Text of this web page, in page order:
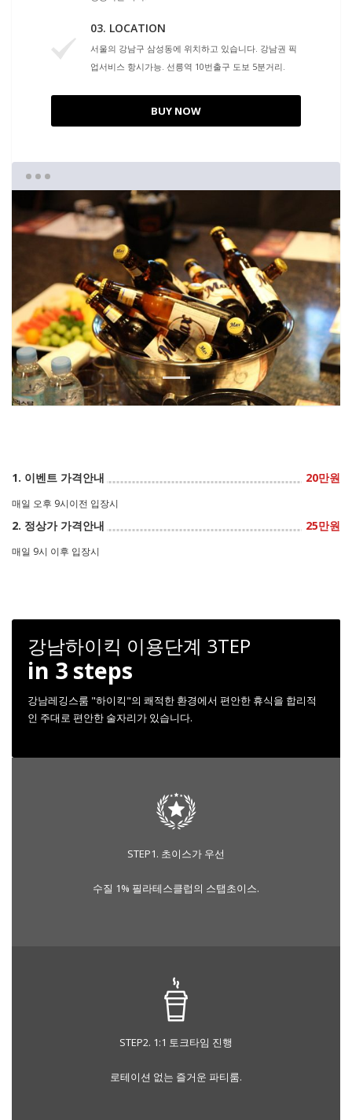
03. LOCATION
서울의 강남구 삼성동에 위치하고 있습니다. 강남권 픽
업서비스 항시가능. 선릉역 10번출구 도보 5분거리.
BUY NOW
1 2 3
1. 이벤트 가격안내 20만원
매일 오후 9시이전 입장시
2. 정상가 가격안내 25만원
매일 9시 이후 입장시
강남하이킥 이용단계 3TEP
in 3 steps
강남레깅스룸 "하이킥"의 쾌적한 환경에서 편안한 휴식을 합리적
인 주대로 편안한 술자리가 있습니다.
STEP1. 초이스가 우선
수질 1% 필라테스클럽의 스탭초이스.
STEP2. 1:1 토크타임 진행
로테이션 없는 즐거운 파티룸.